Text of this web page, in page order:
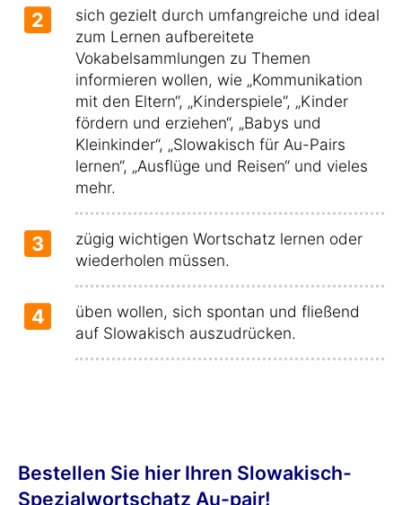
2
sich gezielt durch umfangreiche und ideal
zum Lernen aufbereitete
Vokabelsammlungen zu Themen
informieren wollen, wie „Kommunikation
mit den Eltern“, „Kinderspiele“, „Kinder
fördern und erziehen“, „Babys und
Kleinkinder“, „Slowakisch für Au-Pairs
lernen“, „Ausflüge und Reisen“ und vieles
mehr.
3
zügig wichtigen Wortschatz lernen oder
wiederholen müssen.
4
üben wollen, sich spontan und fließend
auf Slowakisch auszudrücken.
Bestellen Sie hier Ihren Slowakisch-
Spezialwortschatz Au-pair!